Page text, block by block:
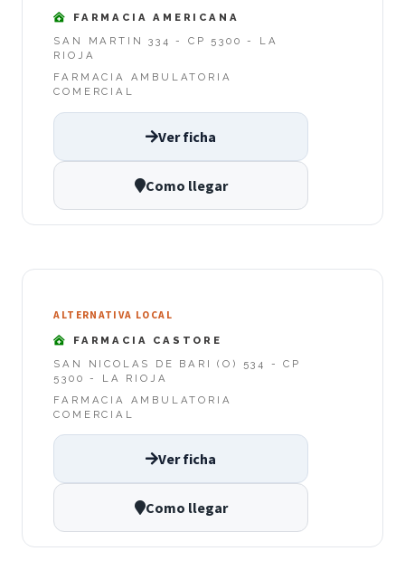
FARMACIA AMERICANA
SAN MARTIN 334 - CP 5300 - LA
RIOJA
FARMACIA AMBULATORIA
COMERCIAL
Ver ficha
Como llegar
ALTERNATIVA LOCAL
FARMACIA CASTORE
SAN NICOLAS DE BARI (O) 534 - CP
5300 - LA RIOJA
FARMACIA AMBULATORIA
COMERCIAL
Ver ficha
Como llegar